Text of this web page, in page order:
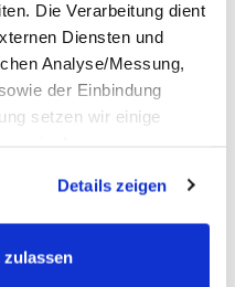
Die Verarbeitung dient
Diensten und
Analyse/Messung,
der Einbindung
setzen wir einige
die nicht Bestandteil des
dürfen wir nur die
auf Ihren Endgeräten
Details zeigen